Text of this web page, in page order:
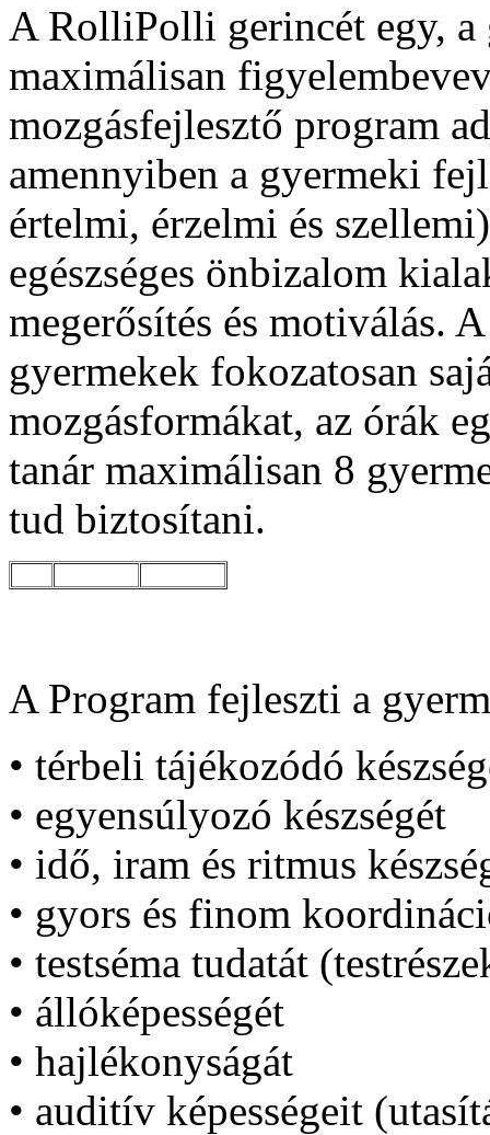
A RolliPolli gerincét egy, a
maximálisan
mozgásfejlesztő program
amennyiben a gyermeki
értelmi, érzelmi és szellemi
egészséges önbizalom
megerősítés és motiválás.
gyermekek fokozatosan
mozgásformákat, az órák
tanár maximálisan 8
tud biztosítani.
A Program fejleszti a
• térbeli tájékozódó
• egyensúlyozó készségét
• idő, iram és ritmus
• gyors és finom
• testséma tudatát (
• állóképességét
• hajlékonyságát
• auditív képességeit (